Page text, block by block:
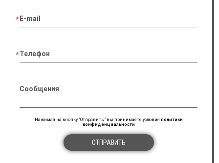
E-mail
Телефон
Сообщения
Нажимая на кнопку "Отправить" вы принимаете условия политики
конфиденциальности
ОТПРАВИТЬ